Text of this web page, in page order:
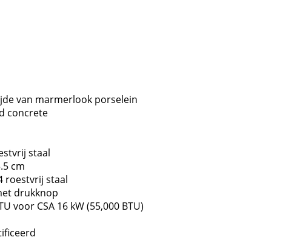
van marmerlook porselein
concrete
staal
cm
roestvrij staal
drukknop
voor CSA 16 kW (55,000 BTU)